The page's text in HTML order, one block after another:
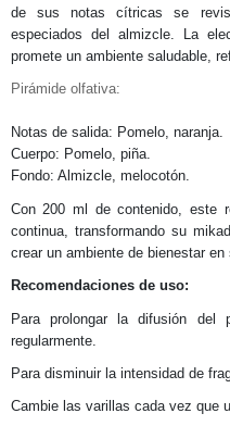
de sus notas cítricas se
especiados del almizcle. La
promete un ambiente saludable,
Pirámide olfativa:
Notas de salida: Pomelo, naranja.
Cuerpo: Pomelo, piña.
Fondo: Almizcle, melocotón.
Con 200 ml de contenido, este
continua, transformando su
crear un ambiente de bienestar en
Recomendaciones de uso:
Para prolongar la difusión
regularmente.
Para disminuir la intensidad de
Cambie las varillas cada vez que